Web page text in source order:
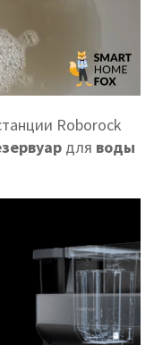
Roborock
для воды